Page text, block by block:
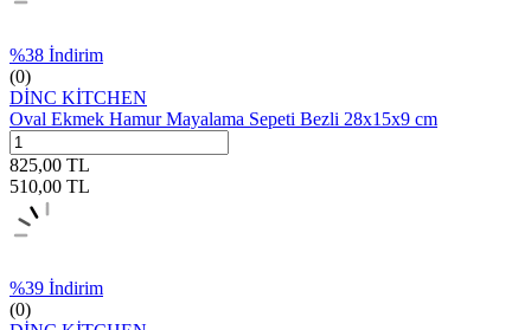
%38 İndirim
(0)
DİNC KİTCHEN
Oval Ekmek Hamur Mayalama Sepeti Bezli 28x15x9 cm
825,00 TL
510,00 TL
%39 İndirim
(0)